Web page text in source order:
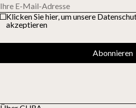
Ihre E-Mail-Adresse
Klicken Sie hier, um unsere
akzeptieren
Abonnieren